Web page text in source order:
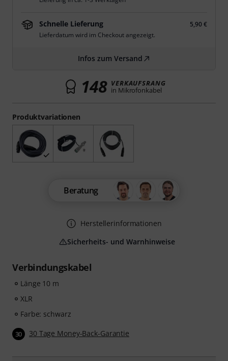
Verbindungskabel
Länge 10 m
XLR
Farbe: schwarz
30 30 Tage Money-Back-Garantie
Produktvariationen
Schnelle Lieferung
5,90 €
Lieferdatum wird im Checkout angezeigt.
Infos zum Versand
148 VERKAUFSRANG
in Mikrofonkabel
Beratung
Herstellerinformationen
Sicherheits- und Warnhinweise